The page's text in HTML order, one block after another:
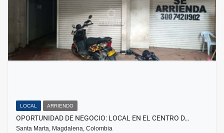
LOCAL ARRIENDO
OPORTUNIDAD DE NEGOCIO: LOCAL EN EL CENTRO D…
Santa Marta, Magdalena, Colombia